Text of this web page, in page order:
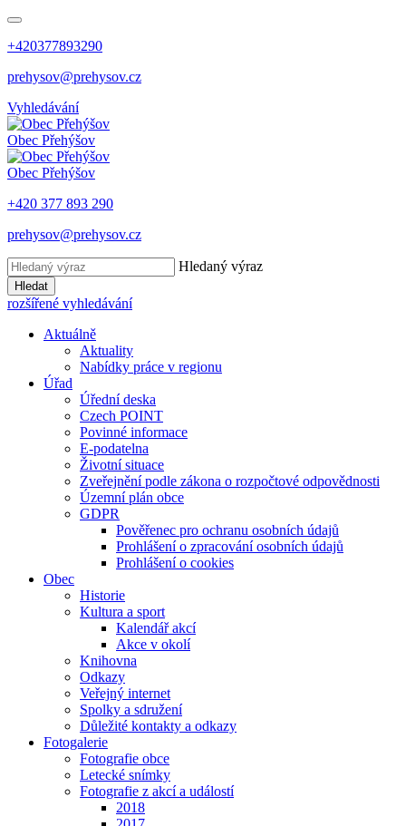
+420377893290
prehysov@prehysov.cz
Vyhledávání
Obec Přehýšov
Obec Přehýšov
+420 377 893 290
prehysov@prehysov.cz
Hledaný výraz
Hledat
rozšířené vyhledávání
Aktuálně
Aktuality
Nabídky práce v regionu
Úřad
Úřední deska
Czech POINT
Povinné informace
E-podatelna
Životní situace
Zveřejnění podle zákona o rozpočtové odpovědnosti
Územní plán obce
GDPR
Pověřenec pro ochranu osobních údajů
Prohlášení o zpracování osobních údajů
Prohlášení o cookies
Obec
Historie
Kultura a sport
Kalendář akcí
Akce v okolí
Knihovna
Odkazy
Veřejný internet
Spolky a sdružení
Důležité kontakty a odkazy
Fotogalerie
Fotografie obce
Letecké snímky
Fotografie z akcí a událostí
2018